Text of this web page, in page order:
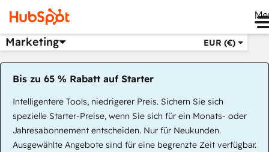
Marketing EUR (€)
Bis zu 65 % Rabatt auf Starter
Intelligentere Tools, niedrigerer Preis. Sichern Sie sich
spezielle Starter-Preise, wenn Sie sich für ein Monats- oder
Jahresabonnement entscheiden. Nur für Neukunden.
Ausgewählte Angebote sind für eine begrenzte Zeit verfügbar.